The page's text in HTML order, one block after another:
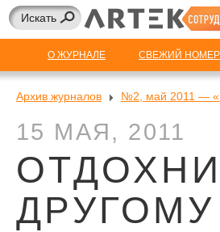
О ЖУРНАЛЕ СВЕЖИЙ НОМЕР
Архив журналов №2, май 2011 —
15 МАЯ, 2011
ДРУГОМУ